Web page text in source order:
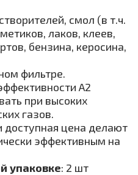
смол (в т.ч.
лаков, клеев,
бензина, керосина,
фильтре.
A2
при высоких
газов.
доступная цена делают
эффективным на
упаковке: 2 шт